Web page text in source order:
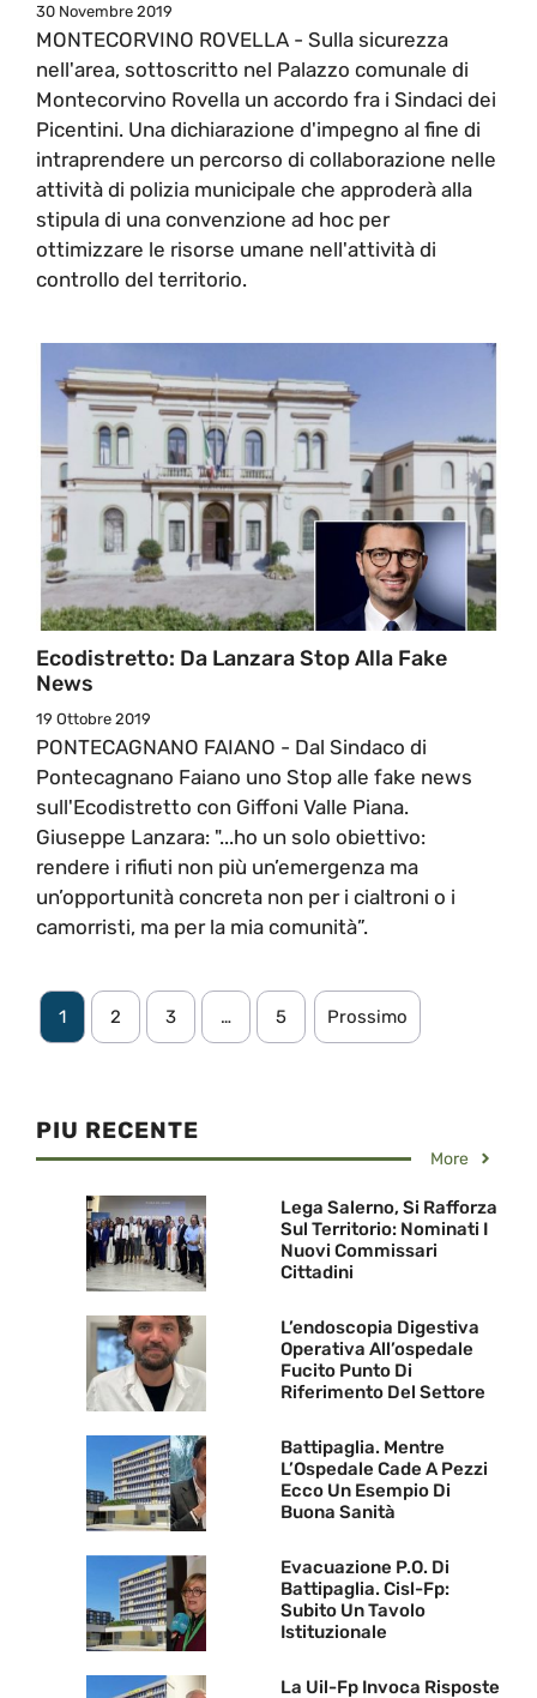
30 Novembre 2019
MONTECORVINO ROVELLA - Sulla sicurezza
nell'area, sottoscritto nel Palazzo comunale di
Montecorvino Rovella un accordo fra i Sindaci dei
Picentini. Una dichiarazione d'impegno al fine di
intraprendere un percorso di collaborazione nelle
attività di polizia municipale che approderà alla
stipula di una convenzione ad hoc per
ottimizzare le risorse umane nell'attività di
controllo del territorio.
Ecodistretto: Da Lanzara Stop Alla Fake
News
19 Ottobre 2019
PONTECAGNANO FAIANO - Dal Sindaco di
Pontecagnano Faiano uno Stop alle fake news
sull'Ecodistretto con Giffoni Valle Piana.
Giuseppe Lanzara: "...ho un solo obiettivo:
rendere i rifiuti non più un’emergenza ma
un’opportunità concreta non per i cialtroni o i
camorristi, ma per la mia comunità”.
1 2 3 … 5 Prossimo
PIU RECENTE
More
Lega Salerno, Si Rafforza
Sul Territorio: Nominati I
Nuovi Commissari
Cittadini
L’endoscopia Digestiva
Operativa All’ospedale
Fucito Punto Di
Riferimento Del Settore
Battipaglia. Mentre
L’Ospedale Cade A Pezzi
Ecco Un Esempio Di
Buona Sanità
Evacuazione P.O. Di
Battipaglia. Cisl-Fp:
Subito Un Tavolo
Istituzionale
La Uil-Fp Invoca Risposte